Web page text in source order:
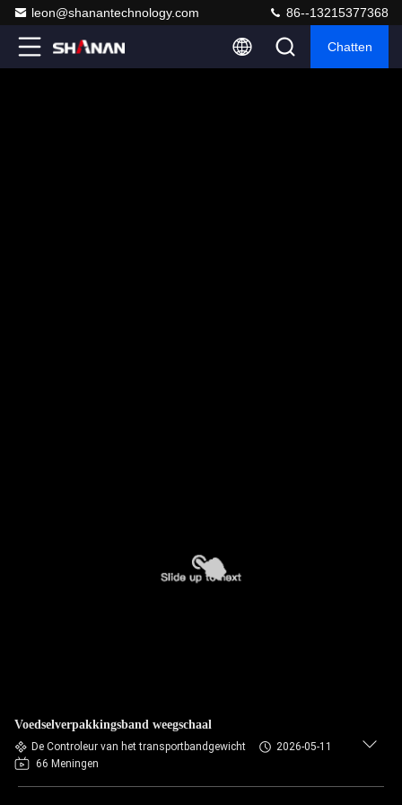
leon@shanantechnology.com 86--13215377368
Chatten
Voedselverpakkingsband weegschaal
De Controleur van het transportbandgewicht
2026-05-11
66 Meningen